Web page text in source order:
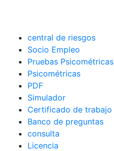
central de riesgos
Socio Empleo
Pruebas Psicométricas
Psicométricas
PDF
Simulador
Certificado de trabajo
Banco de preguntas
consulta
Licencia